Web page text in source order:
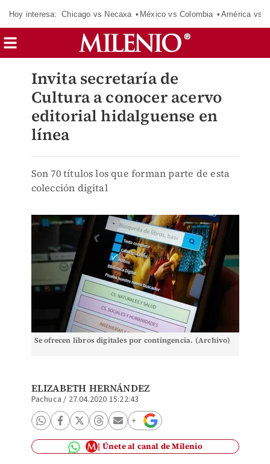
Hoy interesa: Chicago vs Necaxa México vs Colombia América vs
Invita secretaría de
Cultura a conocer acervo
editorial hidalguense en
línea
Son 70 títulos los que forman parte de esta
colección digital
Se ofrecen libros digitales por contingencia. (Archivo)
ELIZABETH HERNÁNDEZ
Pachuca / 27.04.2020 15:22:43
Únete al canal de Milenio